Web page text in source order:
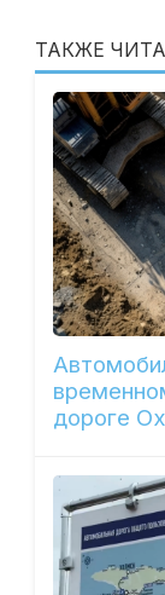
ТАКЖЕ
дороге